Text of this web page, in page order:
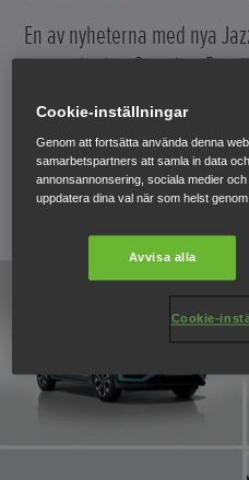
En av nyheterna med nya
nya varianten Crosstar. Den
har ett sportigare utseende
finesser som väcker
Cookie-inställningar
Genom att fortsätta använda denna
samarbetspartners att samla in data
annonsannonsering, sociala medier
uppdatera dina val när som helst
Avvisa alla
Cookie-